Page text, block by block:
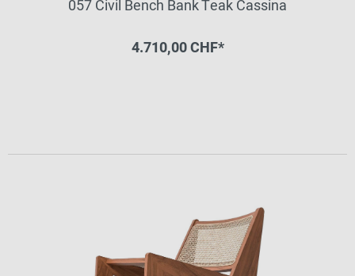
057 Civil Bench Bank Teak Cassina
4.710,00 CHF*